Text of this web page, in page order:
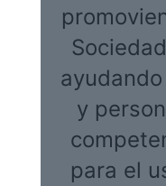
y
para el